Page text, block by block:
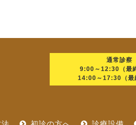
通常診察
9:00～12:30（最
14:00～17:30（最